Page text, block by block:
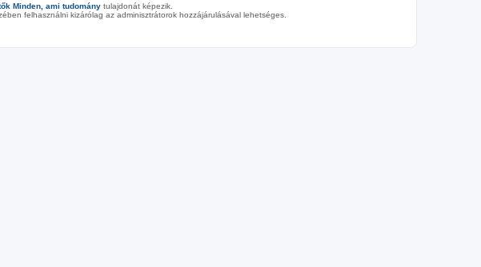
Minden, ami tudomány tulajdonát képezik.
felhasználni kizárólag az adminisztrátorok hozzájárulásával lehetséges.